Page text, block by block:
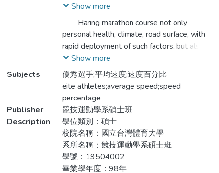
賽中創造優異的成績表現。故本研究目的：
探討2008年北京奧運會馬拉松賽男、女前
八名選手分段時間排名與速度之差異及男、
女選手分段時間之差異。方法：本研究以
2008 年北京奧運會馬拉松賽男、女選手前
大會所提供分段時間作為本研究分析之依
據。以描述性統計分析馬拉松的男女優秀選
手之原始成績，求得之平均速度及速度百分
比。以單因子變異數分析男、女生優秀馬拉
松選手之不同距離間平均分段速度之比較，
顯著水準定為α=.001。結果：優秀男子馬
拉松選手其最大速度出現於15~20公里處之
分段速度，速度為5.727m/s，最小速度出
現於30~35公里處，速度為5.417m/s，速
Show more
Haring marathon course not only
personal health, climate, road surface, with
rapid deployment of such factors, but also
have a strong willpower and good
psychological quality to the competition for
outstanding sport performance. Purpose：
To investigat the differences of sectiou
times and speed in eveny 5km of titled
male and female runners in the 2008
Olympic Games marathon. Method：In this
study, the 2008 Beijing Olympic Games
marathon male and female athletes top
eight players, other players not to discuss
Show more
Subjects
優秀選手;平均速度;速度百分比
eite athletes;average speed;speed
percentage
Publisher
競技運動學系碩士班
Description
學位類別：碩士
校院名稱：國立台灣體育大學
系所名稱：競技運動學系碩士班
學號：19504002
畢業學年度：98年